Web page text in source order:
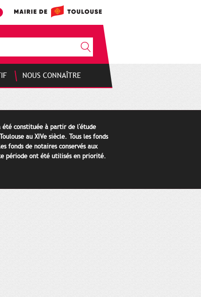
NOUS CONNAÎTRE
été constituée à partir de l'étude
au XIVe siècle. Tous les fonds
fonds de notaires conservés aux
période ont été utilisés en priorité.